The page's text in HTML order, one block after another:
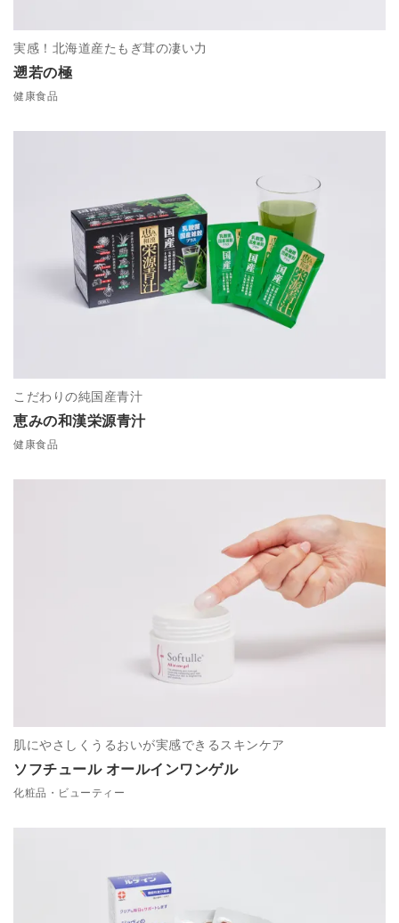
遡若の極
実感！北海道産たもぎ茸の凄い力
健康食品
恵みの和漢栄源青汁
こだわりの純国産青汁
健康食品
ソフチュール オールインワンゲル
肌にやさしくうるおいが実感できるスキンケア
化粧品・ビューティー